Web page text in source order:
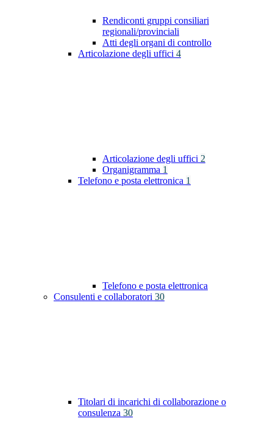
Rendiconti gruppi consiliari
regionali/provinciali
Atti degli organi di controllo
Articolazione degli uffici 4
Articolazione degli uffici 2
Organigramma 1
Telefono e posta elettronica 1
Telefono e posta elettronica
Consulenti e collaboratori 30
Titolari di incarichi di collaborazione o
consulenza 30